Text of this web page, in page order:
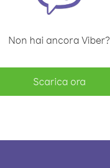
Non hai ancora Viber?
Scarica ora